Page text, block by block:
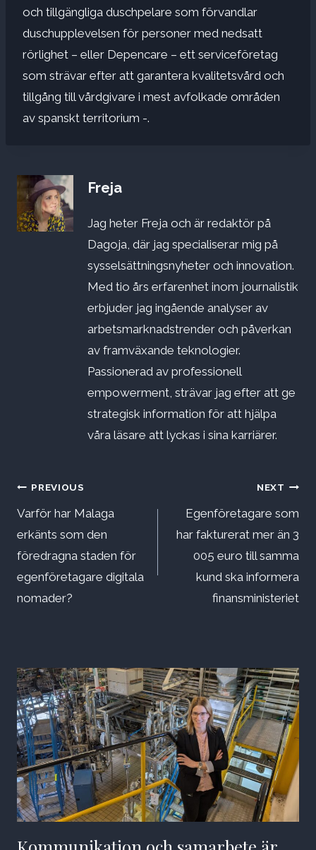
och tillgängliga duschpelare som förvandlar
duschupplevelsen för personer med nedsatt
rörlighet – eller Depencare – ett serviceföretag
som strävar efter att garantera kvalitetsvård och
tillgång till vårdgivare i mest avfolkade områden
av spanskt territorium -.
Freja
Jag heter Freja och är redaktör på
Dagoja, där jag specialiserar mig på
sysselsättningsnyheter och innovation.
Med tio års erfarenhet inom journalistik
erbjuder jag ingående analyser av
arbetsmarknadstrender och påverkan
av framväxande teknologier.
Passionerad av professionell
empowerment, strävar jag efter att ge
strategisk information för att hjälpa
våra läsare att lyckas i sina karriärer.
Inläggsnavigering
PREVIOUS
Varför har Malaga
erkänts som den
föredragna staden för
egenföretagare digitala
nomader?
NEXT
Egenföretagare som
har fakturerat mer än 3
005 euro till samma
kund ska informera
finansministeriet